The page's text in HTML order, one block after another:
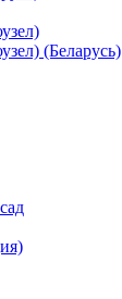
(Беларусь)